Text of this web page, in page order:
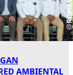
AMBIENTAL